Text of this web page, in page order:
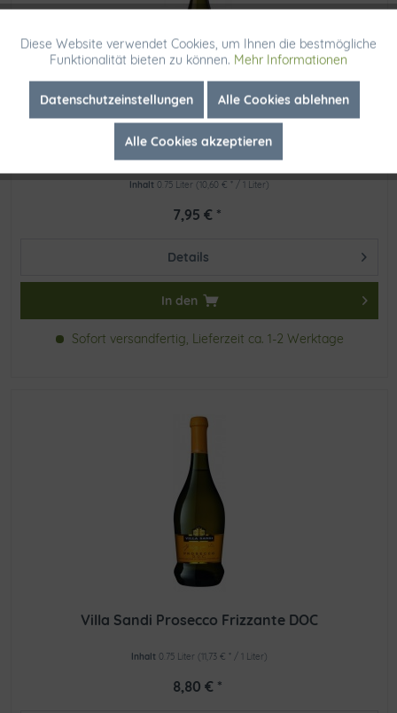
Casa Defra Prosecco Frizzante DOC
Inhalt 0.75 Liter (10,60 € * / 1 Liter)
7,95 € *
Details
In den
Sofort versandfertig, Lieferzeit ca. 1-2 Werktage
Villa Sandi Prosecco Frizzante DOC
Inhalt 0.75 Liter (11,73 € * / 1 Liter)
8,80 € *
Funktionale Aktiv
Marketing Inaktiv
Diese Website verwendet Cookies, um Ihnen die bestmögliche
Funktionalität bieten zu können. Mehr Informationen
Datenschutzeinstellungen Alle Cookies ablehnen
Alle Cookies akzeptieren